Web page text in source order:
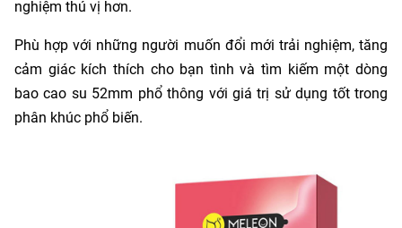
nghiệm thú vị hơn.
Phù hợp với những người muốn đổi mới trải nghiệm, tăng
cảm giác kích thích cho bạn tình và tìm kiếm một dòng
bao cao su 52mm phổ thông với giá trị sử dụng tốt trong
phân khúc phổ biến.